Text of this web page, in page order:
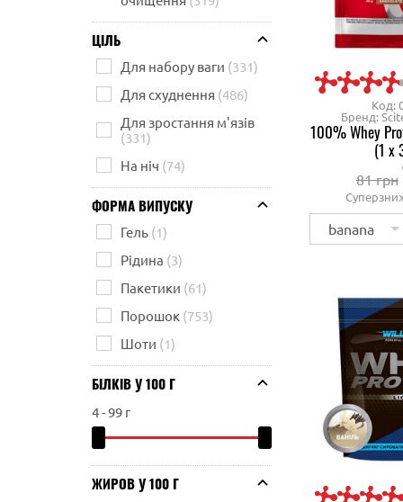
Код:
Бренд:
100% Whey
(1 x
81 грн
banana
ЦІЛЬ
Для набору ваги (331)
Для схуднення (486)
Для зростання м'язів
(331)
На ніч (74)
ФОРМА ВИПУСКУ
Гель (1)
Рідина (3)
Пакетики (61)
Порошок (753)
Шоти (1)
БІЛКІВ У 100 Г
4-99 г
ЖИРОВ У 100 Г